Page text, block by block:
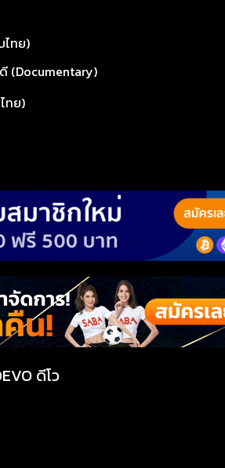
ไทย)
(Documentary)
ทย)
ดีโว